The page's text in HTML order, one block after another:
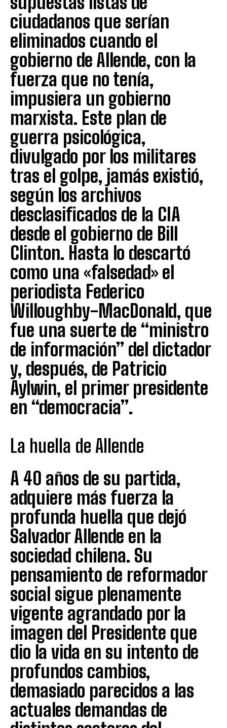
ciudadanos que serían
eliminados cuando el
gobierno de Allende, con la
fuerza que no tenía,
impusiera un gobierno
marxista. Este plan de
guerra psicológica,
divulgado por los militares
tras el golpe, jamás existió,
según los archivos
desclasificados de la CIA
desde el gobierno de Bill
Clinton. Hasta lo descartó
como una «falsedad» el
periodista Federico
Willoughby-MacDonald, que
fue una suerte de “ministro
de información” del dictador
y, después, de Patricio
Aylwin, el primer presidente
en “democracia”.
La huella de Allende
A 40 años de su partida,
adquiere más fuerza la
profunda huella que dejó
Salvador Allende en la
sociedad chilena. Su
pensamiento de reformador
social sigue plenamente
vigente agrandado por la
imagen del Presidente que
dio la vida en su intento de
profundos cambios,
demasiado parecidos a las
actuales demandas de